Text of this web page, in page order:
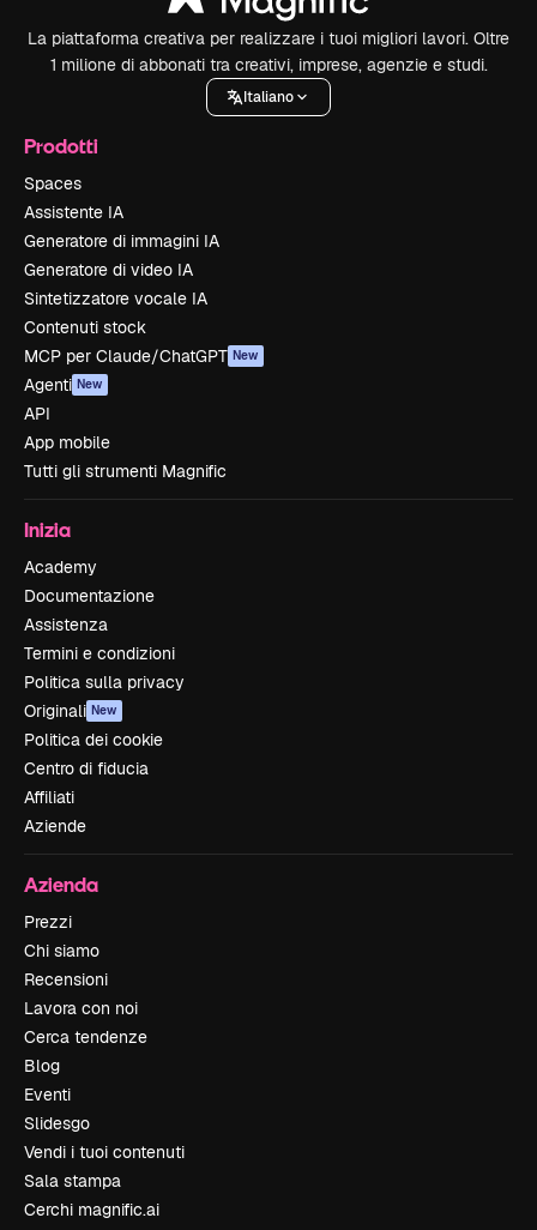
La piattaforma creativa per realizzare i tuoi migliori lavori. Oltre
1 milione di abbonati tra creativi, imprese, agenzie e studi.
Italiano
Prodotti
Spaces
Assistente IA
Generatore di immagini IA
Generatore di video IA
Sintetizzatore vocale IA
Contenuti stock
MCP per Claude/ChatGPT New
Agenti New
API
App mobile
Tutti gli strumenti Magnific
Inizia
Academy
Documentazione
Assistenza
Termini e condizioni
Politica sulla privacy
Originali New
Politica dei cookie
Centro di fiducia
Affiliati
Aziende
Azienda
Prezzi
Chi siamo
Recensioni
Lavora con noi
Cerca tendenze
Blog
Eventi
Slidesgo
Vendi i tuoi contenuti
Sala stampa
Cerchi magnific.ai